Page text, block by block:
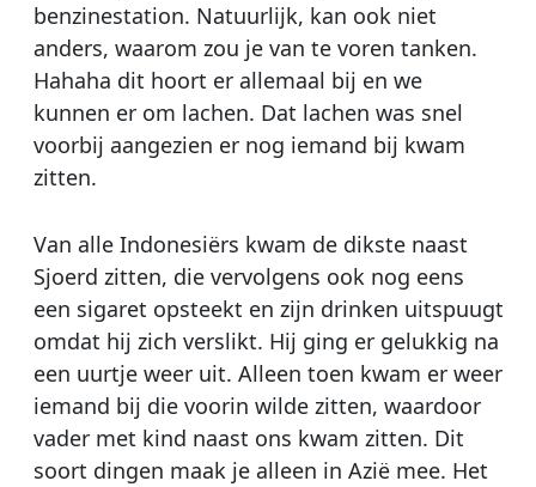
benzinestation. Natuurlijk, kan ook niet
anders, waarom zou je van te voren tanken.
Hahaha dit hoort er allemaal bij en we
kunnen er om lachen. Dat lachen was snel
voorbij aangezien er nog iemand bij kwam
zitten.
Van alle Indonesiërs kwam de dikste naast
Sjoerd zitten, die vervolgens ook nog eens
een sigaret opsteekt en zijn drinken uitspuugt
omdat hij zich verslikt. Hij ging er gelukkig na
een uurtje weer uit. Alleen toen kwam er weer
iemand bij die voorin wilde zitten, waardoor
vader met kind naast ons kwam zitten. Dit
soort dingen maak je alleen in Azië mee. Het